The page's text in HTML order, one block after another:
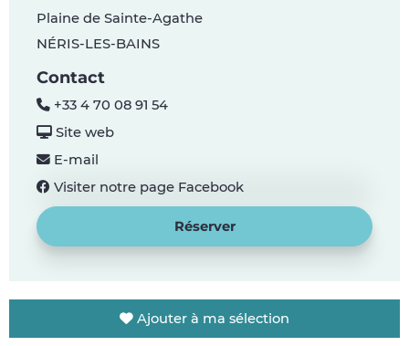
Plaine de Sainte-Agathe
NÉRIS-LES-BAINS
Contact
+33 4 70 08 91 54
Site web
E-mail
Visiter notre page Facebook
Réserver
Ajouter à ma sélection